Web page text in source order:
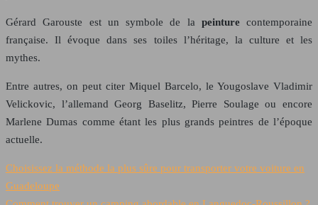
Gérard Garouste est un symbole de la peinturecontemporaine
française. Il évoque dans ses toiles l’héritage, la culture et les
mythes.
Entre autres, on peut citer Miquel Barcelo, le Yougoslave Vladimir
Velickovic, l’allemand Georg Baselitz, Pierre Soulage ou encore
Marlene Dumas comme étant les plus grands peintres de l’époque
actuelle.
Choisissez la méthode la plus sûre pour transporter votre voiture en
Guadeloupe